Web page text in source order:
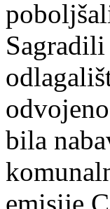
bila
emisije